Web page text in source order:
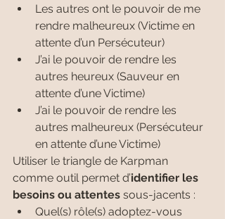
Les autres ont le pouvoir de me
rendre malheureux (Victime en
attente d’un Persécuteur)
J’ai le pouvoir de rendre les
autres heureux (Sauveur en
attente d’une Victime)
J’ai le pouvoir de rendre les
autres malheureux (Persécuteur
en attente d’une Victime)
Utiliser le triangle de Karpman
comme outil permet d’identifier les
besoins ou attentes sous-jacents :
Quel(s) rôle(s) adoptez-vous